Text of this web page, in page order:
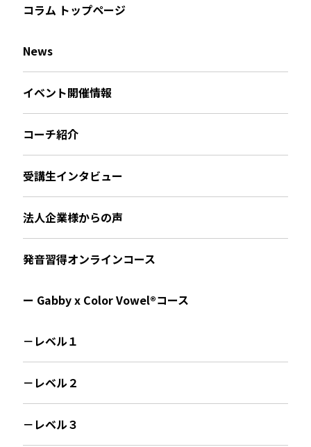
コラム トップページ
News
イベント開催情報
コーチ紹介
受講生インタビュー
法人企業様からの声
発音習得オンラインコース
ー Gabby x Color Vowel®︎コース
－レベル１
－レベル２
－レベル３